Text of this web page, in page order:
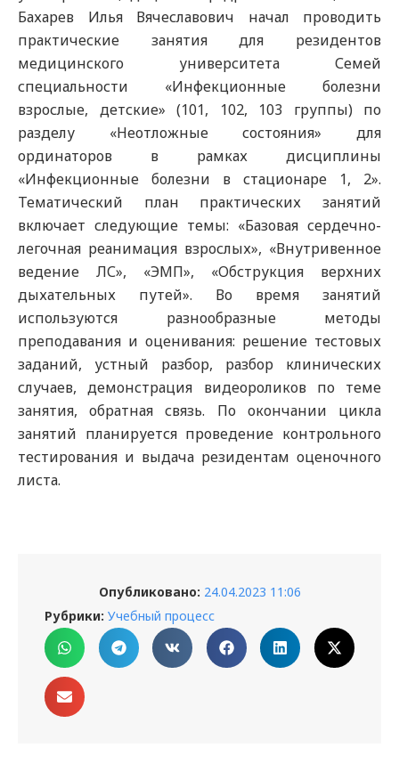
Бахарев Илья Вячеславович начал проводить
практические занятия для резидентов
медицинского университета Семей
специальности «Инфекционные болезни
взрослые, детские» (101, 102, 103 группы) по
разделу «Неотложные состояния» для
ординаторов в рамках дисциплины
«Инфекционные болезни в стационаре 1, 2».
Тематический план практических занятий
включает следующие темы: «Базовая сердечно-
легочная реанимация взрослых», «Внутривенное
ведение ЛС», «ЭМП», «Обструкция верхних
дыхательных путей». Во время занятий
используются разнообразные методы
преподавания и оценивания: решение тестовых
заданий, устный разбор, разбор клинических
случаев, демонстрация видеороликов по теме
занятия, обратная связь. По окончании цикла
занятий планируется проведение контрольного
тестирования и выдача резидентам оценочного
листа.
Опубликовано: 24.04.2023 11:06
Рубрики: Учебный процесс